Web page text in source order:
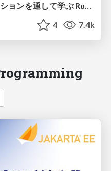
Lrama へのコントリビューションを通して学ぶ Ruby のパーサジェネレータ事情
4 7.4k